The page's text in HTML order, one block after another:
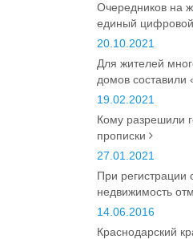
Очередников на
единый
20.10.2021
Для жителей
домов составили
19.02.2021
Кому разрешили
прописки
27.01.2021
При регистрации
недвижимость
14.06.2016
Краснодарский